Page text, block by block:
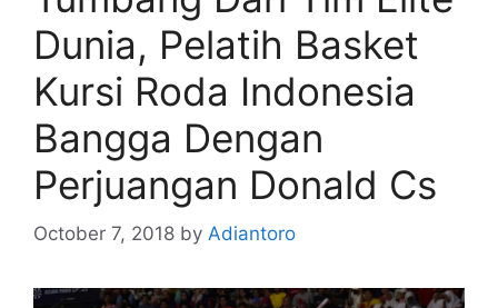
Dunia, Pelatih Basket
Kursi Roda Indonesia
Bangga Dengan
Perjuangan Donald Cs
October 7, 2018 by Adiantoro